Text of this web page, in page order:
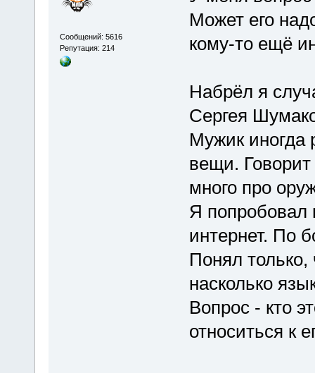
Сообщений: 5616
Репутация: 214
Может его
кому-то ещё
Набрёл я
Сергея
Мужик иногда
вещи.
много про
Я попробовал
интернет. По
Понял только,
насколько
Вопрос - кто
относиться к